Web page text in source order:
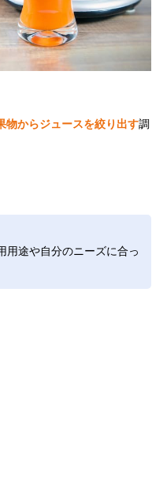
物からジュースを絞り出す調
用途や自分のニーズに合っ